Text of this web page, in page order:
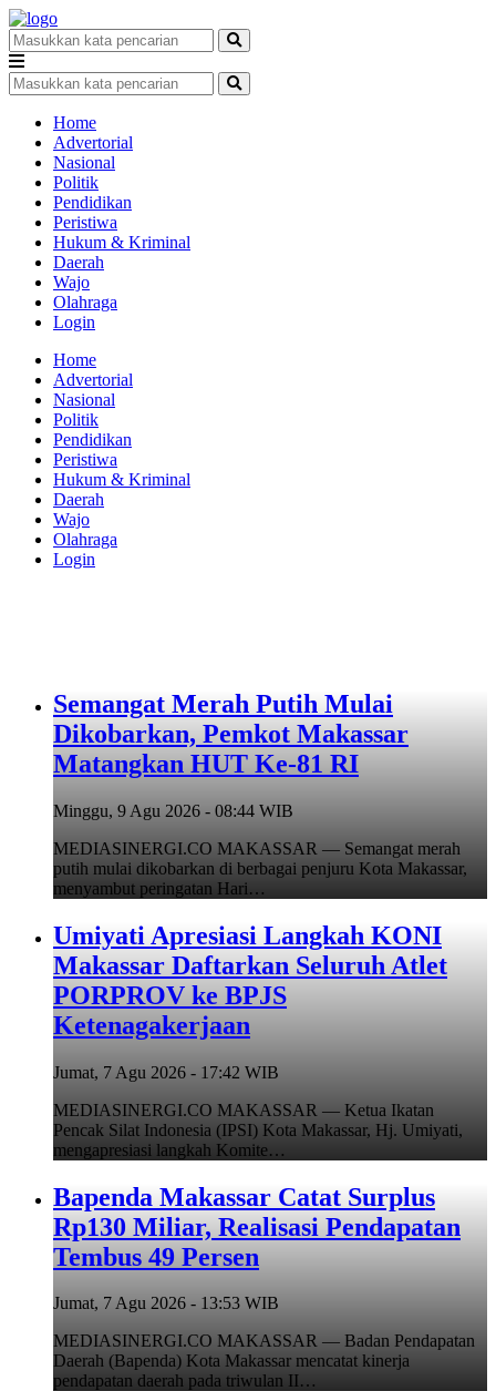
Home
Advertorial
Nasional
Politik
Pendidikan
Peristiwa
Hukum & Kriminal
Daerah
Wajo
Olahraga
Login
Home
Advertorial
Nasional
Politik
Pendidikan
Peristiwa
Hukum & Kriminal
Daerah
Wajo
Olahraga
Login
Semangat Merah Putih Mulai
Dikobarkan, Pemkot Makassar
Matangkan HUT Ke-81 RI
Minggu, 9 Agu 2026 - 08:44 WIB
MEDIASINERGI.CO MAKASSAR — Semangat merah
putih mulai dikobarkan di berbagai penjuru Kota Makassar,
menyambut peringatan Hari…
Umiyati Apresiasi Langkah KONI
Makassar Daftarkan Seluruh Atlet
PORPROV ke BPJS
Ketenagakerjaan
Jumat, 7 Agu 2026 - 17:42 WIB
MEDIASINERGI.CO MAKASSAR — Ketua Ikatan
Pencak Silat Indonesia (IPSI) Kota Makassar, Hj. Umiyati,
mengapresiasi langkah Komite…
Bapenda Makassar Catat Surplus
Rp130 Miliar, Realisasi Pendapatan
Tembus 49 Persen
Jumat, 7 Agu 2026 - 13:53 WIB
MEDIASINERGI.CO MAKASSAR — Badan Pendapatan
Daerah (Bapenda) Kota Makassar mencatat kinerja
pendapatan daerah pada triwulan II…